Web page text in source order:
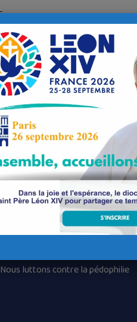
du mois de mai (6,13, 17, 20 et
Les services diocésains
Nous luttons contre la pédophilie